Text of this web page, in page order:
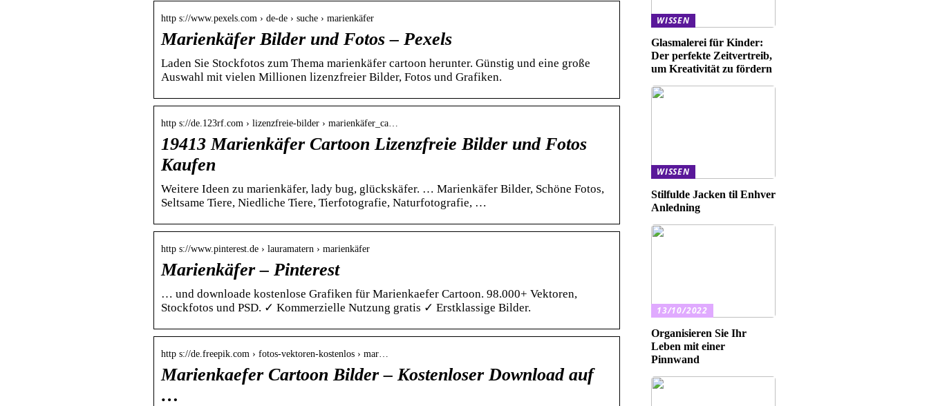
http s://www.pexels.com › de-de › suche › marienkäfer
Marienkäfer Bilder und Fotos – Pexels
Laden Sie Stockfotos zum Thema marienkäfer cartoon herunter. Günstig und eine große
Auswahl mit vielen Millionen lizenzfreier Bilder, Fotos und Grafiken.
http s://de.123rf.com › lizenzfreie-bilder › marienkäfer_ca…
19413 Marienkäfer Cartoon Lizenzfreie Bilder und Fotos
Kaufen
Weitere Ideen zu marienkäfer, lady bug, glückskäfer. … Marienkäfer Bilder, Schöne Fotos,
Seltsame Tiere, Niedliche Tiere, Tierfotografie, Naturfotografie, …
http s://www.pinterest.de › lauramatern › marienkäfer
Marienkäfer – Pinterest
… und downloade kostenlose Grafiken für Marienkaefer Cartoon. 98.000+ Vektoren,
Stockfotos und PSD. ✓ Kommerzielle Nutzung gratis ✓ Erstklassige Bilder.
http s://de.freepik.com › fotos-vektoren-kostenlos › mar…
Marienkaefer Cartoon Bilder – Kostenloser Download auf
…
WISSEN
Glasmalerei für Kinder:
Der perfekte Zeitvertreib,
um Kreativität zu fördern
WISSEN
Stilfulde Jacken til Enhver
Anledning
13/10/2022
Organisieren Sie Ihr
Leben mit einer
Pinnwand